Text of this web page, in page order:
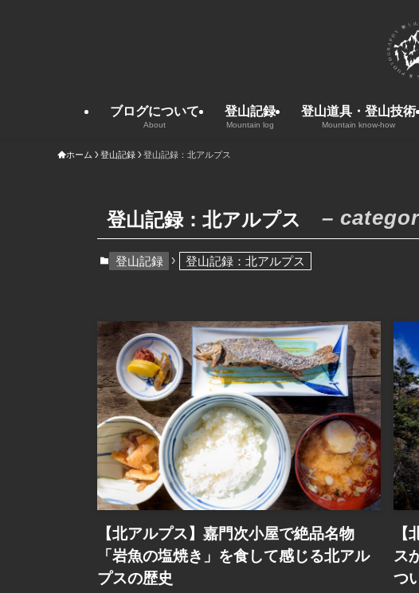
ブログについて
About
登山記録
Mountain log
登山道具・登山技術
Mountain know-how
ホーム 登山記録 登山記録：北アルプス
登山記録：北アルプス –
登山記録 登山記録：北アルプス
【北アルプス】嘉門次小屋で絶品名物
「岩魚の塩焼き」を食して感じる北アル
プスの歴史
ス
つ